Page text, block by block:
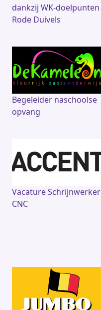
dankzij WK-doelpunten
Rode Duivels
Begeleider naschoolse
opvang
Vacature Schrijnwerker
CNC